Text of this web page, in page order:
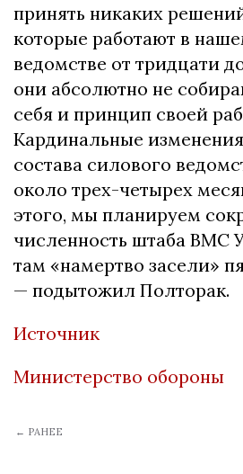
принять никаких
которые работают в
ведомстве от тридцати
они абсолютно не
себя и принцип своей
Кардинальные
состава силового
около трех-четырех
этого, мы планируем
численность штаба ВМС
там «намертво засели»
— подытожил Полторак.
Источник
Министерство обороны
← РАНЕЕ